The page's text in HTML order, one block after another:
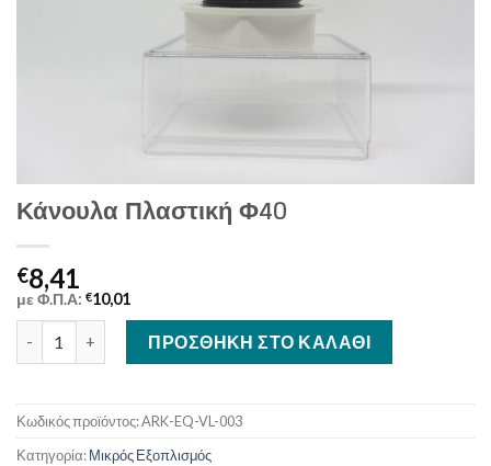
Κάνουλα Πλαστική Φ40
€8,41
με Φ.Π.Α: €10,01
Κάνουλα Πλαστική Φ40 ποσότητα
ΠΡΟΣΘΉΚΗ ΣΤΟ ΚΑΛΆΘΙ
Κωδικός προϊόντος:ARK-EQ-VL-003
Κατηγορία:Μικρός Εξοπλισμός